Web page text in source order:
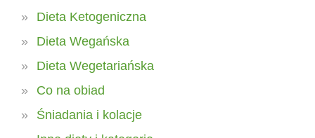
Dieta Ketogeniczna
Dieta Wegańska
Dieta Wegetariańska
Co na obiad
Śniadania i kolacje